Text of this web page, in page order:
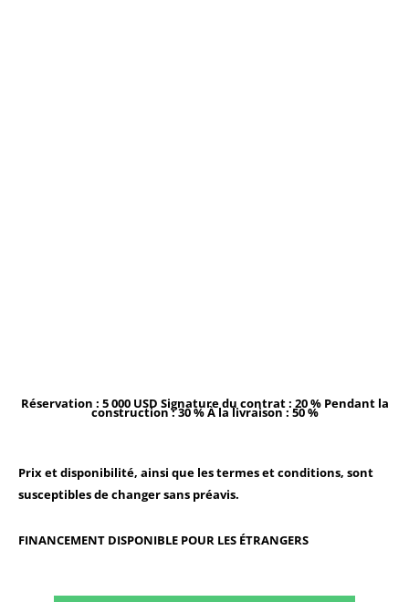
Réservation : 5 000 USD Signature du contrat : 20 % Pendant la
construction : 30 %À la livraison : 50 %
Prix et disponibilité, ainsi que les termes et conditions, sont
susceptibles de changer sans préavis.
FINANCEMENT DISPONIBLE POUR LES ÉTRANGERS